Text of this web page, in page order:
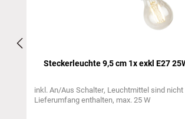
Steckerleuchte 9,5 cm 1x exkl E27
inkl. An/Aus Schalter Leuchtmittel sind nicht
Lieferumfang enthalten max. 25 W